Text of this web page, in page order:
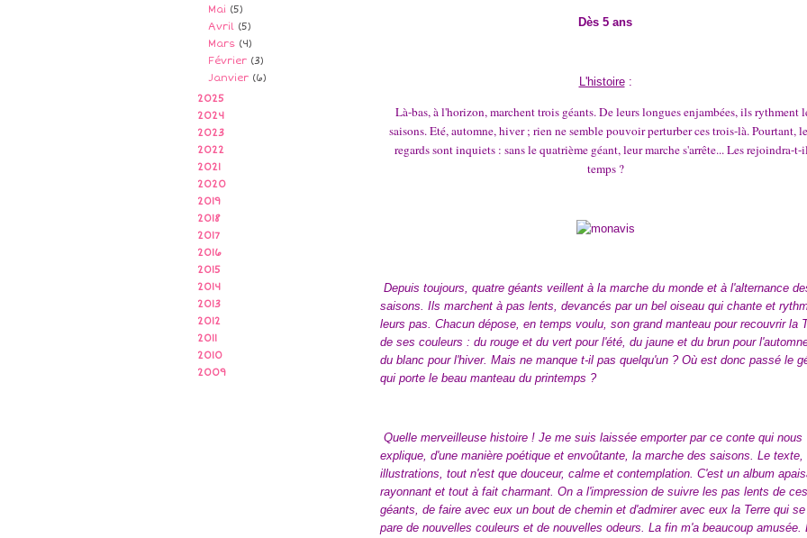
Mai (5)
Avril (5)
Mars (4)
Février (3)
Janvier (6)
2025
2024
2023
2022
2021
2020
2019
2018
2017
2016
2015
2014
2013
2012
2011
2010
2009
Dès 5 ans
L'histoire:
Là-bas, à l'horizon, marchent trois géants. De leurs longues enjambées, ils rythment
saisons. Eté, automne, hiver ; rien ne semble pouvoir perturber ces trois-là. Pourtant,
regards sont inquiets : sans le quatrième géant, leur marche s'arrête... Les rejoindra-t-
temps ?
Depuis toujours, quatre géants veillent à la marche du monde et à l'alternance
saisons. Ils marchent à pas lents, devancés par un bel oiseau qui chante et
leurs pas. Chacun dépose, en temps voulu, son grand manteau pour recouvrir la
de ses couleurs : du rouge et du vert pour l'été, du jaune et du brun pour
du blanc pour l'hiver. Mais ne manque t-il pas quelqu'un ? Où est donc passé le
qui porte le beau manteau du printemps ?
Quelle merveilleuse histoire ! Je me suis laissée emporter par ce conte qui nous
explique, d'une manière poétique et envoûtante, la marche des saisons. Le texte,
illustrations, tout n'est que douceur, calme et contemplation. C'est un album
rayonnant et tout à fait charmant. On a l'impression de suivre les pas lents de ces
géants, de faire avec eux un bout de chemin et d'admirer avec eux la Terre qui se
pare de nouvelles couleurs et de nouvelles odeurs. La fin m'a beaucoup amusée.